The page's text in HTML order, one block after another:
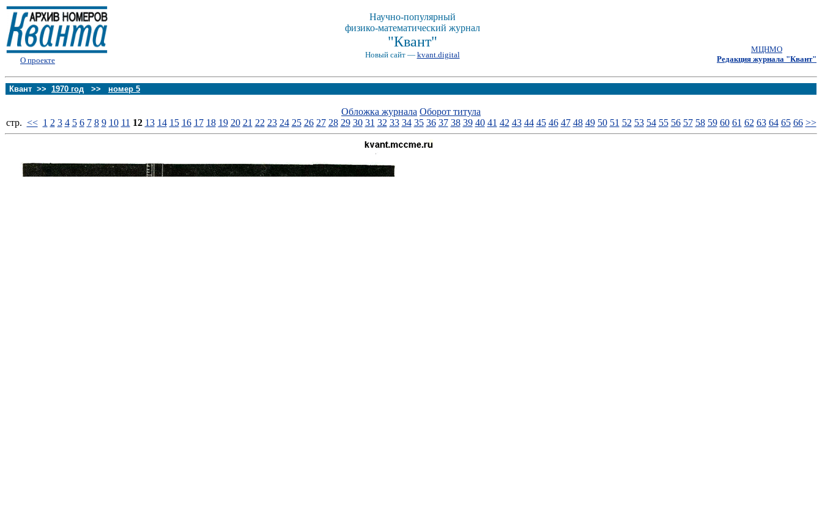
О проекте
Научно-популярный
физико-математический журнал
"Квант"
Новый сайт — kvant.digital
МЦНМО
Редакция журнала "Квант"
Квант >> 1970 год >> номер 5
Обложка журнала Оборот титула
стp. << 1 2 3 4 5 6 7 8 9 10 11 12 13 14 15 16 17 18 19 20 21 22 23 24 25 26 27 28 29 30 31 32 33 34 35 36 37 38 39 40 41 42 43 44 45 46 47 48 49 50 51 52 53 54 55 56 57 58 59 60 61 62 63 64 65 66 >>